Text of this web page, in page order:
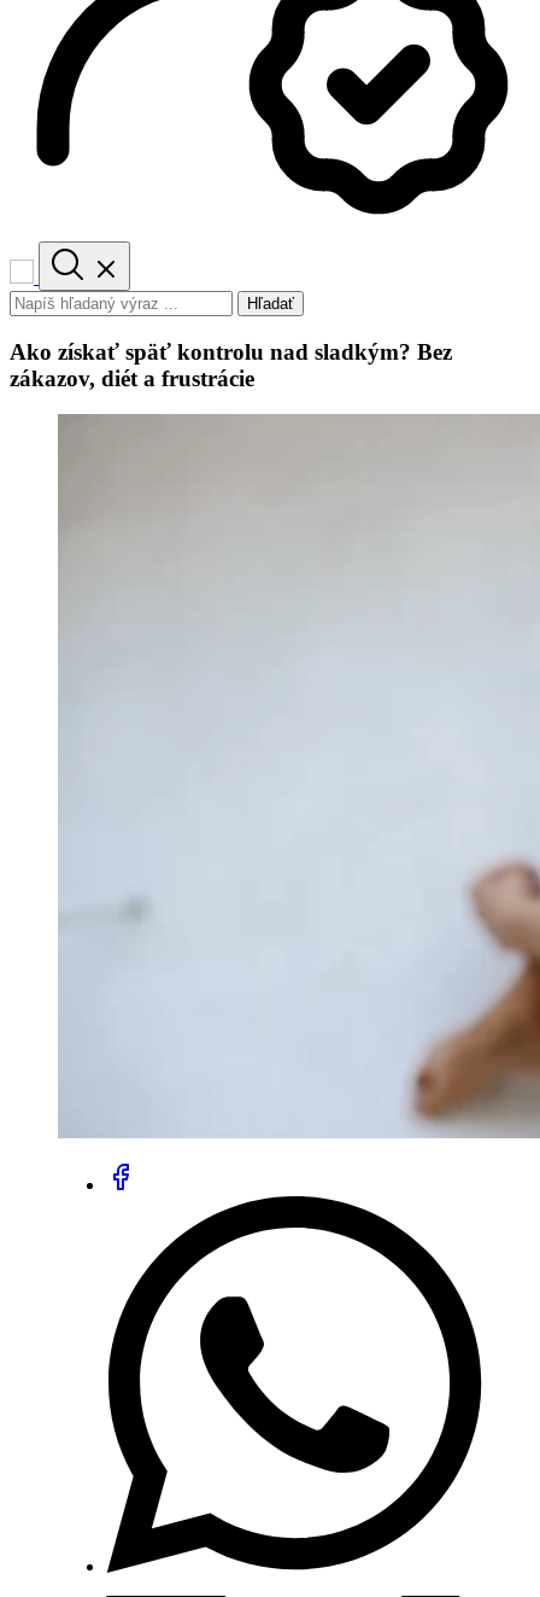
Hľadať
Ako získať späť kontrolu nad sladkým? Bez
zákazov, diét a frustrácie